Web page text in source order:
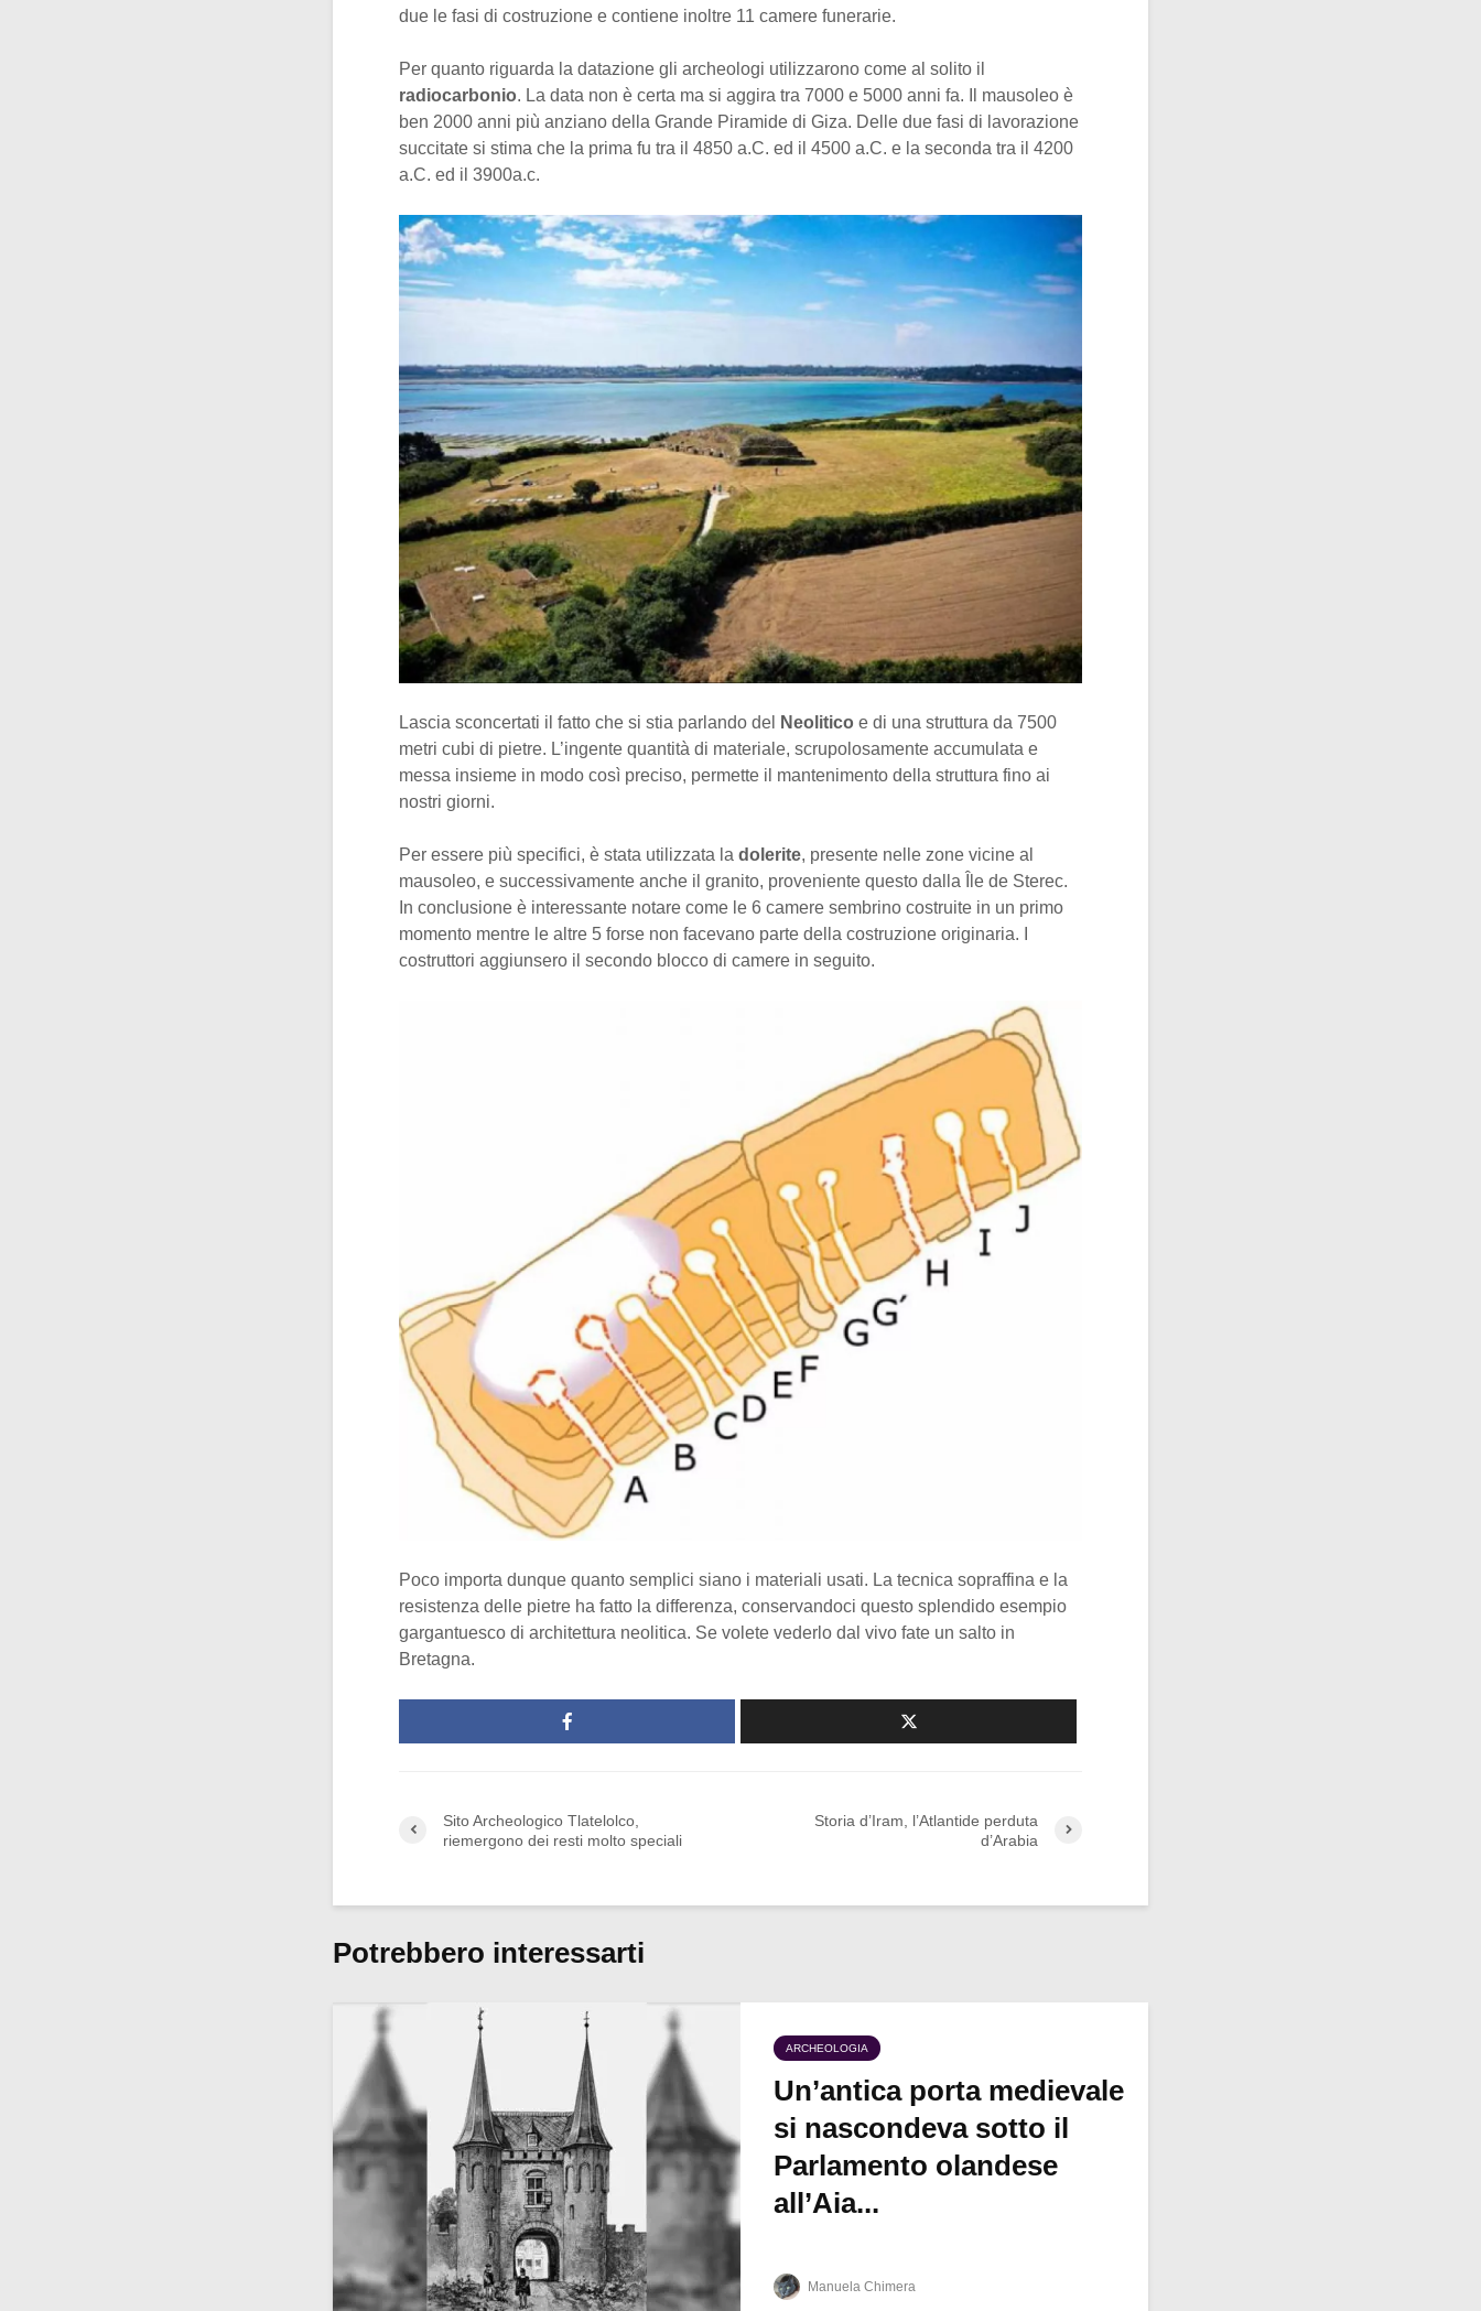
due le fasi di costruzione e contiene inoltre 11 camere funerarie.
Per quanto riguarda la datazione gli archeologi utilizzarono come al solito il
radiocarbonio. La data non è certa ma si aggira tra 7000 e 5000 anni fa. Il mausoleo è
ben 2000 anni più anziano della Grande Piramide di Giza. Delle due fasi di lavorazione
succitate si stima che la prima fu tra il 4850 a.C. ed il 4500 a.C. e la seconda tra il 4200
a.C. ed il 3900a.c.
Lascia sconcertati il fatto che si stia parlando del Neolitico e di una struttura da 7500
metri cubi di pietre. L’ingente quantità di materiale, scrupolosamente accumulata e
messa insieme in modo così preciso, permette il mantenimento della struttura fino ai
nostri giorni.
Per essere più specifici, è stata utilizzata la dolerite, presente nelle zone vicine al
mausoleo, e successivamente anche il granito, proveniente questo dalla Île de Sterec.
In conclusione è interessante notare come le 6 camere sembrino costruite in un primo
momento mentre le altre 5 forse non facevano parte della costruzione originaria. I
costruttori aggiunsero il secondo blocco di camere in seguito.
Poco importa dunque quanto semplici siano i materiali usati. La tecnica sopraffina e la
resistenza delle pietre ha fatto la differenza, conservandoci questo splendido esempio
gargantuesco di architettura neolitica. Se volete vederlo dal vivo fate un salto in
Bretagna.
Sito Archeologico Tlatelolco,
riemergono dei resti molto speciali
Storia d’Iram, l’Atlantide perduta
d’Arabia
Potrebbero interessarti
ARCHEOLOGIA
Un’antica porta medievale
si nascondeva sotto il
Parlamento olandese
all’Aia...
Manuela Chimera